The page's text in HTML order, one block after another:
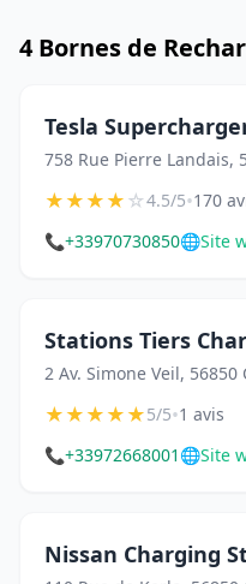
4 Bornes de
Tesla
758 Rue Pierre Landais,
★★★★☆4.5/5•170
📞+33970730850🌐Site
Stations Tiers
2 Av. Simone Veil, 56850
★★★★★5/5•1 avis
📞+33972668001 🌐Site
Nissan Charging